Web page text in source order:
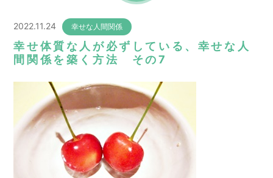
2022.11.24 幸せな人間関係
幸せ体質な人が必ずしている、幸せな人
間関係を築く方法 その7